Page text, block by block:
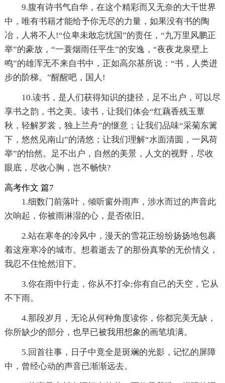
9.腹有诗书气自华，在这个精彩而又无奈的大干世界
中，唯有书籍才能给予你无尽的力量，如果没有书的陶
冶，人将不人!“位卑未敢忘忧国”的责任，“九万里风鹏正
举”的豪放，“一蓑烟雨任平生”的安逸，“夜夜龙泉壁上
鸣”的雄浑无不来自书中，正如高尔基所说：“书，人类进
步的阶梯。”醒醒吧，国人!
10.读书，是人们获得知识的捷径，足不出户，可以尽
享书之韵，书之美。读书，让我们体会“红藕香残玉蕈
秋，轻解罗裳，独上兰舟”的惬意；让我们品味“采菊东篱
下，悠然见南山”的清悠；让我们理解“水面清圆，一风荷
举”的怡然。足不出户，自然的美景，人文的视野，尽收
眼底，尽收心胸，岂不畅快?
高考作文 篇7
1.细数门前落叶，倾听窗外雨声，涉水而过的声音此
次响起，你被雨淋湿的心，是否依旧。
2.站在寒冬的冷风中，漫天的雪花正纷纷扬扬地包裹
着这座寒冷的城市。想着逝去了的那份真挚的无价情义，
我忍不住怆然泪下。
3.你在雨中行走，你从不打伞;你有自己的天空，它从
不下雨。
4.那段岁月，无论从何种角度读你，你都完美无缺，
你所缺少的部分，也早已被我用想象的画笔填满。
5.回首往事，日子中竟全是斑斓的光影，记忆的屏障
中，曾经心动的声音已渐渐远去。